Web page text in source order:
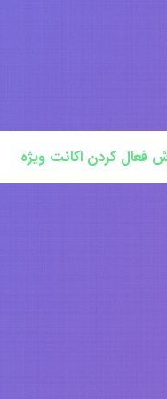
فعال کردن اکانت ویژه